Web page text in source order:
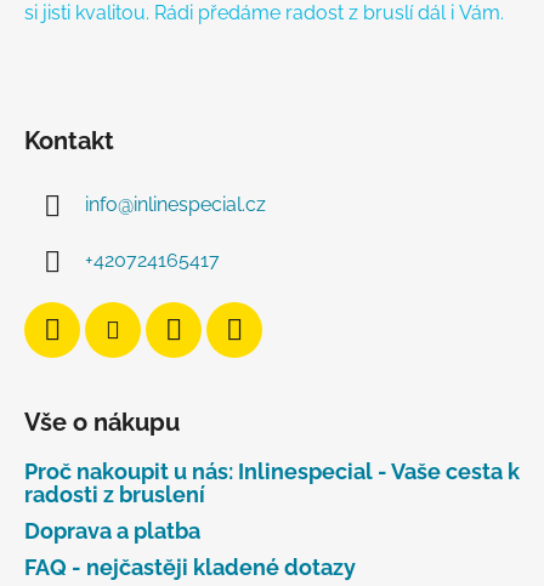
si jisti kvalitou. Rádi předáme radost z bruslí dál i Vám.
Kontakt
info@inlinespecial.cz
+420724165417
Vše o nákupu
Proč nakoupit u nás: Inlinespecial - Vaše cesta k
radosti z bruslení
Doprava a platba
FAQ - nejčastěji kladené dotazy